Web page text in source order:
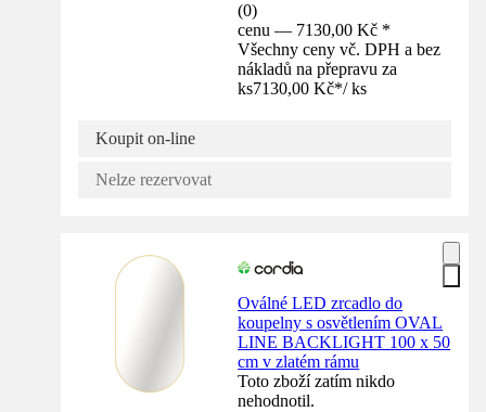
(0)
cenu — 7130,00 Kč *
Všechny ceny vč. DPH a bez
nákladů na přepravu za
ks7130,00 Kč*/ ks
Koupit on-line
Nelze rezervovat
Oválné LED zrcadlo do
koupelny s osvětlením OVAL
LINE BACKLIGHT 100 x 50
cm v zlatém rámu
Toto zboží zatím nikdo
nehodnotil.